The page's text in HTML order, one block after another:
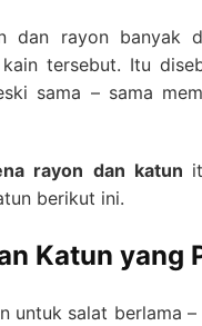
dan rayon banyak
tersebut. Itu
sama – sama
rayon dan katun
berikut ini.
Katun yang
untuk salat berlama –